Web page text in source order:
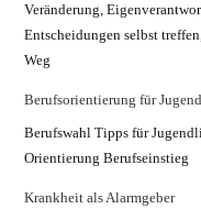
Veränderung,
Entscheidungen selbst
Weg
Berufsorientierung für
Berufswahl Tipps für
Orientierung Berufseinstieg
Krankheit als Alarmgeber